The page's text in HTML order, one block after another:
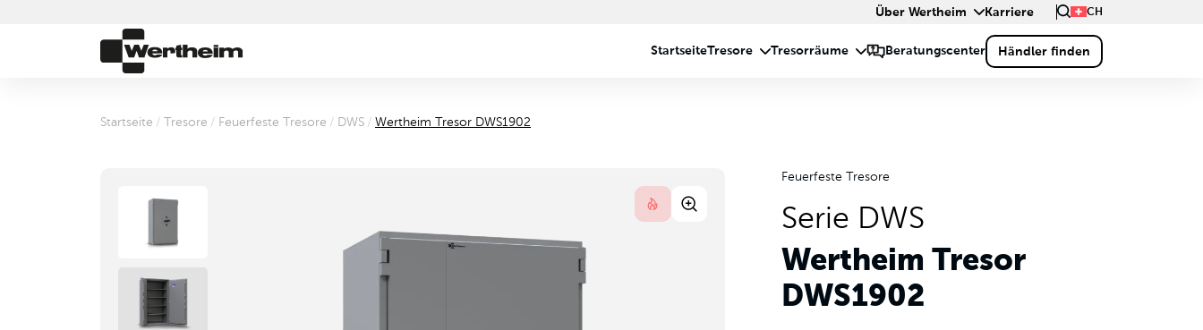
Über Wertheim Karriere CH
Startseite / Tresore / Feuerfeste Tresore / DWS / Wertheim Tresor DWS1902
Feuerfeste Tresore
Serie DWS
Wertheim Tresor
DWS1902